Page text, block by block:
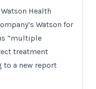
Health
Watson for
“multiple
treatment
to a new report